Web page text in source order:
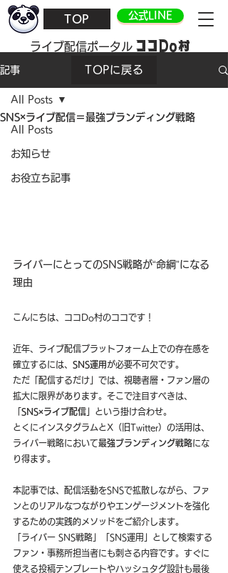
TOP 公式LINE
​ライブ配信ポータル ココDo村
記事
All Posts
お知らせ
お役立ち記事
All Posts
SNS×ライブ配信＝最強ブランディング戦略
ライバーにとってのSNS戦略が“命綱”になる
理由
こんにちは、ココDo村のココです！
近年、ライブ配信プラットフォーム上での存在感を
確立するには、 SNS運用 が必要不可欠です。
ただ「配信するだけ」では、視聴者層・ファン層の
拡大に限界があります。そこで注目すべきは、
SNS×ライブ配信 」という掛け合わせ。
とくにインスタグラムとX（旧Twitter）の活用は、
ライバー戦略において最強ブランディング戦略にな
り得ます。
本記事では、配信活動をSNSで拡散しながら、ファ
ンとのリアルなつながりやエンゲージメントを強化
するための実践的メソッドをご紹介します。
「ライバー SNS戦略」「SNS運用」として検索する
ファン・事務所担当者にも刺さる内容です。すぐに
使える投稿テンプレートやハッシュタグ設計も最後
TOPに戻る